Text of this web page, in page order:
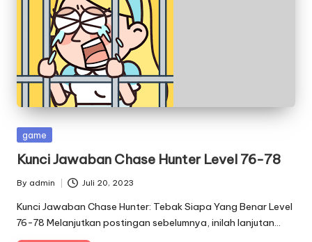
Posted
game
Kunci Jawaban Chase Hunter Level 76-78
Posted
by
By admin Juli 20, 2023
Kunci Jawaban Chase Hunter: Tebak Siapa Yang Benar Level
76-78 Melanjutkan postingan sebelumnya, inilah lanjutan…